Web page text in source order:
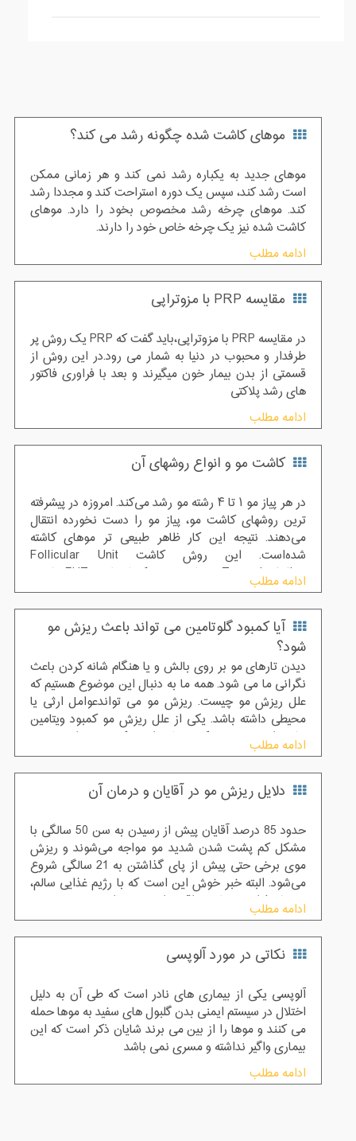
موهای کاشت شده چگونه رشد می کند؟
موهای جدید به یکباره رشد نمی کند و هر زمانی ممکن
است رشد کند، سپس یک دوره استراحت کند و مجددا رشد
کند. موهای چرخه رشد مخصوص بخود را دارد. موهای
کاشت شده نیز یک چرخه خاص خود را دارند.
ادامه مطلب
مقایسه PRP با مزوتراپی
در مقایسه PRP با مزوتراپی،باید گفت که PRP یک روش پر
طرفدار و محبوب در دنیا به شمار می رود.در این روش از
قسمتی از بدن بیمار خون میگیرند و بعد با فراوری فاکتور
های رشد پلاکتی
ادامه مطلب
کاشت مو و انواع روشهای آن
در هر پیاز مو ۱ تا ۴ رشته مو رشد می‌کند. امروزه در پیشرفته
ترین روشهای کاشت مو، پیاز مو را دست نخورده انتقال
می‌دهند. نتیجه این کار ظاهر طبیعی تر موهای کاشته
شده‌است. این روش کاشت Follicular Unit
Transplantation و یا بصورت کوتاه شده FUT نامیده
می‌شود. موهای اهدایی به دو روش کاملاً متفاوت جمع
آوری می‌شوند.
ادامه مطلب
آیا کمبود گلوتامین می تواند باعث ریزش مو
شود؟
دیدن تارهای مو بر روی بالش و یا هنگام شانه کردن باعث
نگرانی ما می شود. همه ما به دنبال این موضوع هستیم که
علل ریزش مو چیست. ریزش مو می تواندعوامل ارثی یا
محیطی داشته باشد. یکی از علل ریزش مو کمبود ویتامین
ها، مواد معدنی و مکمل هایی است که بدن برای تقویت
ارتباط فولیکول با پوست سر و ضخیم کردن رشته های مو به
آن ها نیاز دارد. یکی از این مواد اسید امینه گلوتامین است
که در رشد و تقویت موها تاثیر بسزایی دارد. بنابراین کمبود
گلوتامین می تواند منجر به ریزش مو شود.
ادامه مطلب
دلایل ریزش مو در آقایان و درمان آن
حدود 85 درصد آقایان پیش از رسیدن به سن 50 سالگی با
مشکل کم پشت شدن شدید مو مواجه می‌شوند و ریزش
موی برخی حتی پیش از پای گذاشتن به 21 سالگی شروع
می‌شود. البته خبر خوش این است که با رژیم غذایی سالم،
مصرف فراورده‌ های مراقبت از مو و مراجعه به متخصص
می‌توان دوباره موهایی پرپشت داشت.
ادامه مطلب
نکاتی در مورد آلوپسی
آلوپسی یکی از بیماری های نادر است که طی آن به دلیل
اختلال در سیستم ایمنی بدن گلبول های سفید به موها حمله
می کنند و موها را از بین می برند شایان ذکر است که این
بیماری واگیر نداشته و مسری نمی باشد
ادامه مطلب